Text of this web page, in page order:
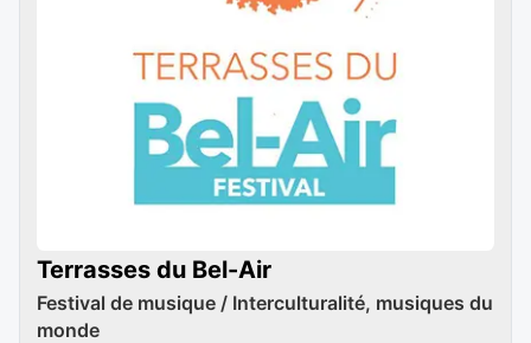
Terrasses du Bel-Air
Festival de musique / Interculturalité, musiques du
monde